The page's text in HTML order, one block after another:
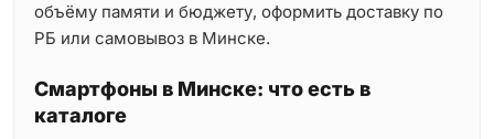
объёму памяти и бюджету, оформить доставку по
РБ или самовывоз в Минске.
Смартфоны в Минске: что есть в
каталоге